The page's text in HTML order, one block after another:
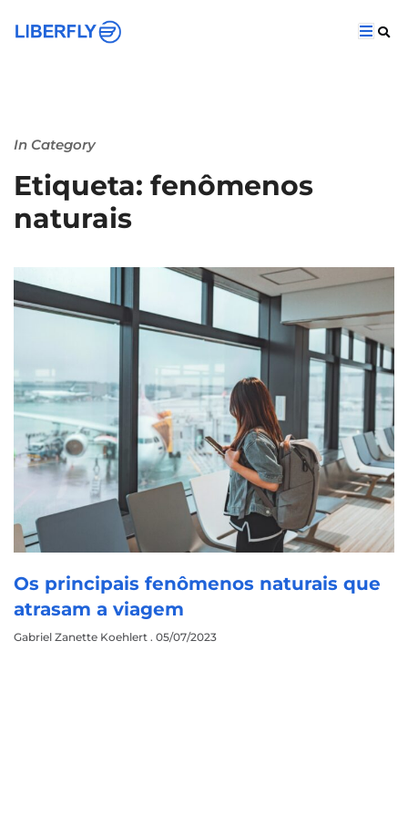
In Category
Etiqueta: fenômenos
naturais
Os principais fenômenos naturais que
atrasam a viagem
Gabriel Zanette Koehlert 05/07/2023